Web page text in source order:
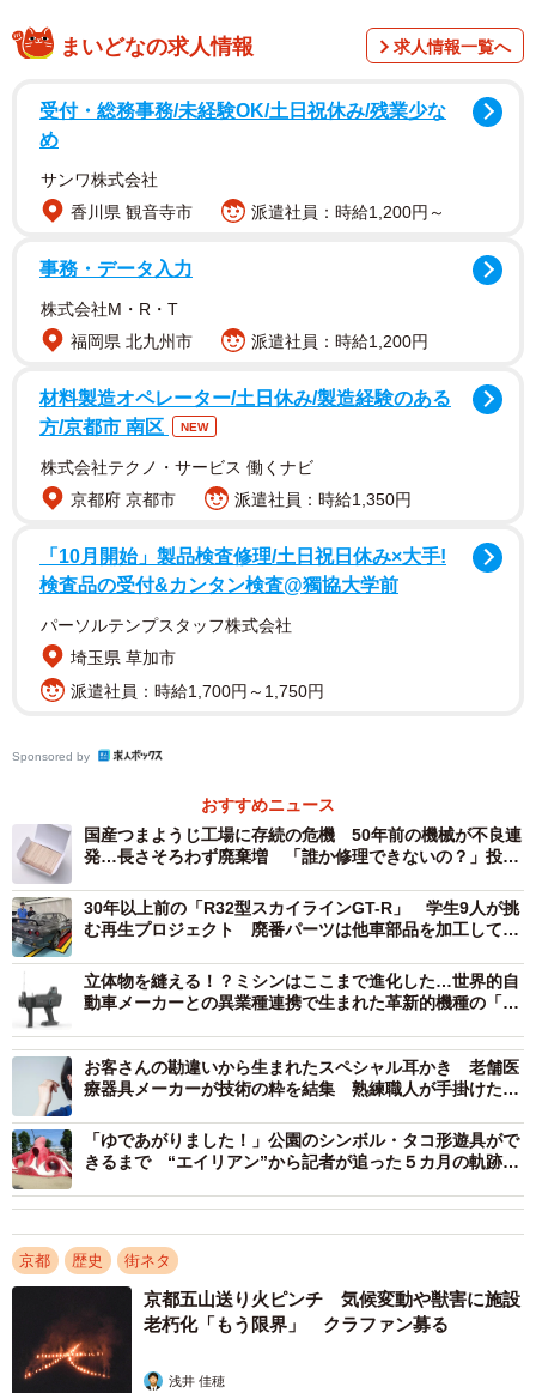
設に収蔵品の一部を一時的に移動した。整理作業の中で、
半木の力織機の部品が見つかった。
テクノ」の職人と府織物・機械金属振興センターの職員ら
が昨年12月から、資料館職員とともに穴にはまるネジを探
したり、金属部品に油を差したりしながら組み立ててい
る。
力織機は縦1.9メートル、横2メートル。「日本内地向縮緬
（ちりめん）工業組合聯合会」の文字とともに1937（昭和
12）年登録のプレートが貼られ、金沢市の「津田駒次郎工
場」製の表示も確認できた。
は「半木は昭和30年代に景気がよくなる時に金属製の織機
ん（86）＝同＝は「懐かしい織機で昔はようけあった。部
品を探すのが大変で、手で回して動くまで戻したい」と意
気込む。
リニューアル後の京都府丹後郷土資料館の外観イメージ。本館（右）横
に新館を新設する（府教委提供）
同資料館の齋藤冬華技師は「丹後ちりめんは丹後の生活や
文化を語る上で欠かせない。今の金属製の前の織機で変遷
まいどなの求人情報 求人情報一覧へ
受付・総務事務/未経験OK/土日祝休み/残業少な
め
サンワ株式会社
香川県 観音寺市
派遣社員：時給1,200円～
事務・データ入力
株式会社M・R・T
福岡県 北九州市
派遣社員：時給1,200円
材料製造オペレーター/土日休み/製造経験のある
方/京都市 南区
NEW
株式会社テクノ・サービス 働くナビ
京都府 京都市
派遣社員：時給1,350円
「10月開始」製品検査修理/土日祝日休み×大手!
検査品の受付&カンタン検査@獨協大学前
パーソルテンプスタッフ株式会社
埼玉県 草加市
派遣社員：時給1,700円～1,750円
Sponsored by
おすすめニュース
国産つまようじ工場に存続の危機 50年前の機械が不良連
発…長さそろわず廃棄増 「誰か修理できないの？」投稿
30年以上前の「R32型スカイラインGT-R」 学生9人が挑
む再生プロジェクト 廃番パーツは他車部品を加工して代
立体物を縫える！？ミシンはここまで進化した…世界的自
動車メーカーとの異業種連携で生まれた革新的機種の「す
お客さんの勘違いから生まれたスペシャル耳かき 老舗医
療器具メーカーが技術の粋を結集 熟練職人が手掛けた
「ゆであがりました！」公園のシンボル・タコ形遊具がで
きるまで “エイリアン”から記者が追った５カ月の軌跡
京都 歴史 街ネタ
京都五山送り火ピンチ 気候変動や獣害に施設
老朽化「もう限界」 クラファン募る
浅井 佳穂